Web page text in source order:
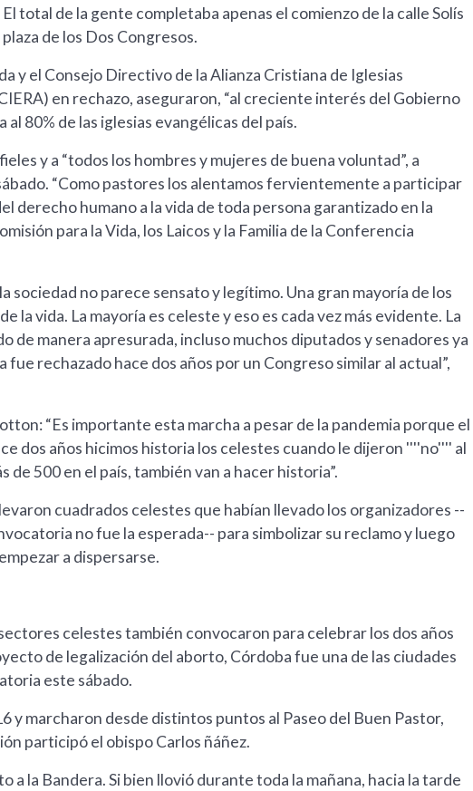
total de la gente completaba apenas el comienzo de la calle Solís
de los Dos Congresos.
y el Consejo Directivo de la Alianza Cristiana de Iglesias
en rechazo, aseguraron, “al creciente interés del Gobierno
80% de las iglesias evangélicas del país.
y a “todos los hombres y mujeres de buena voluntad”, a
“Como pastores los alentamos fervientemente a participar
derecho humano a la vida de toda persona garantizado en la
para la Vida, los Laicos y la Familia de la Conferencia
sociedad no parece sensato y legítimo. Una gran mayoría de los
la vida. La mayoría es celeste y eso es cada vez más evidente. La
de manera apresurada, incluso muchos diputados y senadores ya
rechazado hace dos años por un Congreso similar al actual”,
“Es importante esta marcha a pesar de la pandemia porque el
dos años hicimos historia los celestes cuando le dijeron ''''no'''' al
de 500 en el país, también van a hacer historia”.
cuadrados celestes que habían llevado los organizadores --
no fue la esperada-- para simbolizar su reclamo y luego
a dispersarse.
celestes también convocaron para celebrar los dos años
de legalización del aborto, Córdoba fue una de las ciudades
este sábado.
y marcharon desde distintos puntos al Paseo del Buen Pastor,
participó el obispo Carlos ñáñez.
a la Bandera. Si bien llovió durante toda la mañana, hacia la tarde